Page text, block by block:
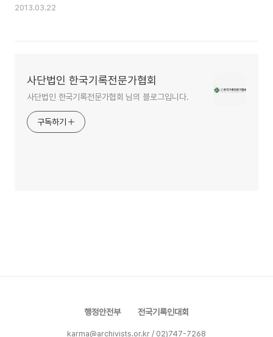
2013.03.22
사단법인 한국기록전문가협회
사단법인 한국기록전문가협회 님의 블로그입니다.
구독하기
행정안전부 전국기록인대회
karma@archivists.or.kr / 02)747-7268